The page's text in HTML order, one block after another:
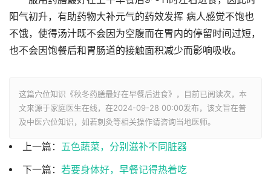
阳气初升，有助药物大补元气的药效发挥 病人感觉不饱也
不饿，使得汤汁既不会因为空腹而在胃内的停留时间过短，
也不会因饱餐后和胃肠道的接触面积减少而影响吸收。
这篇穴位知识《秋冬药膳最好在早餐后进食》，目前已阅读次，本
文来源于家庭医生在线，在2024-09-28 00:00发布，该文旨在普
及中医穴位知识，如若刺灸等相关操作请咨询当地医师。
上一篇： 五色蔬菜，分别滋补不同脏器
下一篇： 若要身体好，早餐记得热着吃